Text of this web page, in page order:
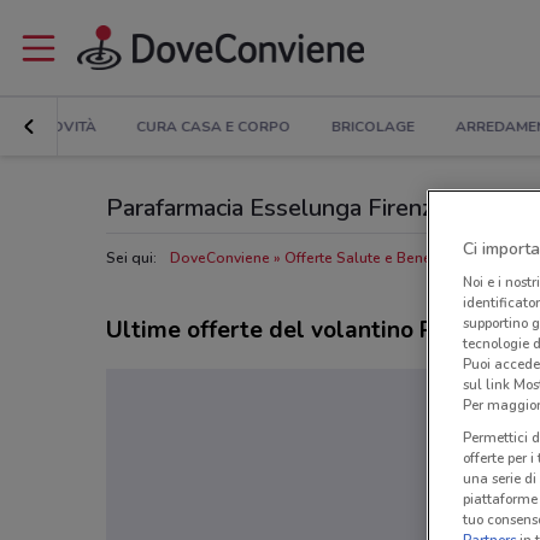
NOVITÀ CURA CASA E CORPO BRICOLAGE
Parafarmacia Esselunga Firenze:
Sei qui: DoveConviene Offerte Salute e Benessere a Firenze
Ultime offerte del volantino
Ci
Noi e i nostri
supportino
tecnologie
Puoi
sul link
Per
Permettici
offerte per
una serie
piattaforme
tuo